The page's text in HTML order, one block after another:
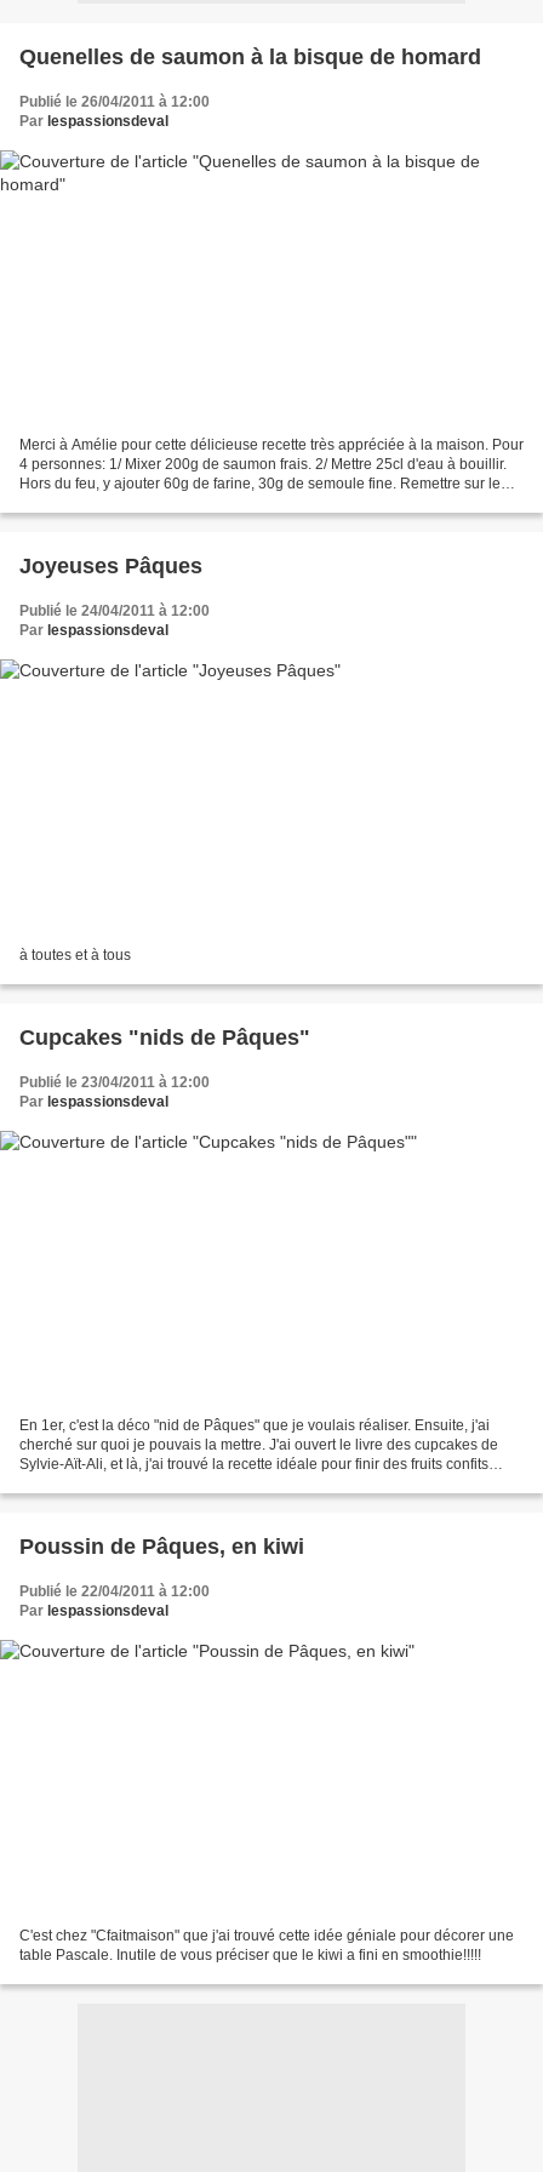
Quenelles de saumon à la bisque de homard
Publié le 26/04/2011 à 12:00
Par lespassionsdeval
Merci à Amélie pour cette délicieuse recette très appréciée à la maison. Pour
4 personnes: 1/ Mixer 200g de saumon frais. 2/ Mettre 25cl d'eau à bouillir.
Hors du feu, y ajouter 60g de farine, 30g de semoule fine. Remettre sur le
Joyeuses Pâques
Publié le 24/04/2011 à 12:00
Par lespassionsdeval
à toutes et à tous
Cupcakes "nids de Pâques"
Publié le 23/04/2011 à 12:00
Par lespassionsdeval
En 1er, c'est la déco "nid de Pâques" que je voulais réaliser. Ensuite, j'ai
cherché sur quoi je pouvais la mettre. J'ai ouvert le livre des cupcakes de
Sylvie-Aït-Ali, et là, j'ai trouvé la recette idéale pour finir des fruits confits
Poussin de Pâques, en kiwi
Publié le 22/04/2011 à 12:00
Par lespassionsdeval
C'est chez "Cfaitmaison" que j'ai trouvé cette idée géniale pour décorer une
table Pascale. Inutile de vous préciser que le kiwi a fini en smoothie!!!!!